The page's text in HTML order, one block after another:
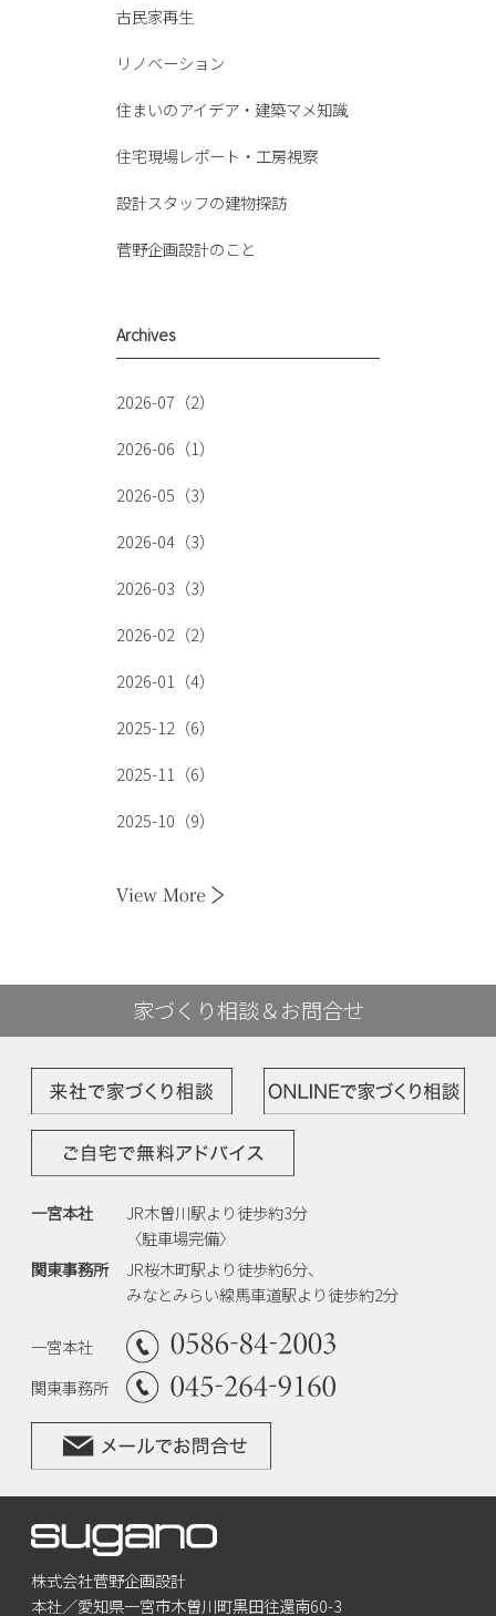
古民家再生
リノベーション
住まいのアイデア・建築マメ知識
住宅現場レポート・工房視察
設計スタッフの建物探訪
菅野企画設計のこと
Archives
2026-07（2）
2026-06（1）
2026-05（3）
2026-04（3）
2026-03（3）
2026-02（2）
2026-01（4）
2025-12（6）
2025-11（6）
2025-10（9）
家づくり相談＆お問合せ
一宮本社
JR木曽川駅より徒歩約3分
〈駐車場完備〉
関東事務所
JR桜木町駅より徒歩約6分、
みなとみらい線馬車道駅より徒歩約2分
一宮本社
関東事務所
株式会社菅野企画設計
本社／愛知県一宮市木曽川町黒田往還南60-3